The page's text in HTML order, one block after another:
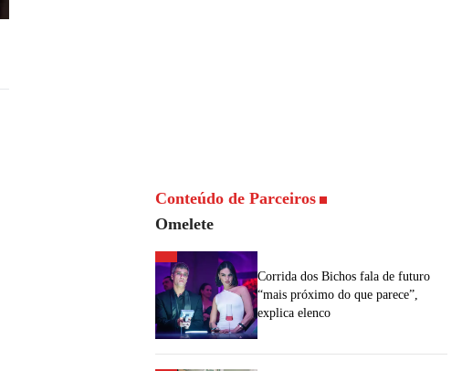
Conteúdo de Parceiros
Omelete
Corrida dos Bichos fala de futuro
“mais próximo do que parece”,
explica elenco